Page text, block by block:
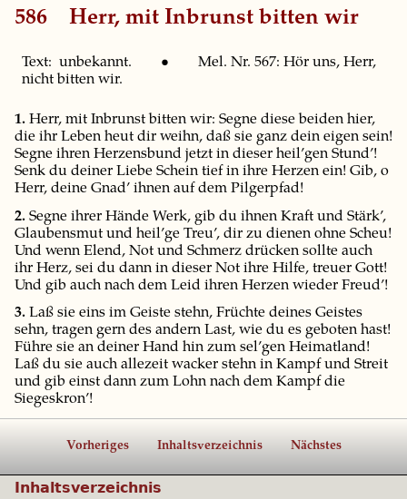
586 Herr, mit Inbrunst bitten wir
Text: unbekannt. • Mel. Nr. 567: Hör uns, Herr,
nicht bitten wir.
1. Herr, mit Inbrunst bitten wir: Segne diese beiden hier,
die ihr Leben heut dir weihn, daß sie ganz dein eigen sein!
Segne ihren Herzensbund jetzt in dieser heil’gen Stund’!
Senk du deiner Liebe Schein tief in ihre Herzen ein! Gib, o
Herr, deine Gnad’ ihnen auf dem Pilgerpfad!
2. Segne ihrer Hände Werk, gib du ihnen Kraft und Stärk’,
Glaubensmut und heil’ge Treu’, dir zu dienen ohne Scheu!
Und wenn Elend, Not und Schmerz drücken sollte auch
ihr Herz, sei du dann in dieser Not ihre Hilfe, treuer Gott!
Und gib auch nach dem Leid ihren Herzen wieder Freud’!
3. Laß sie eins im Geiste stehn, Früchte deines Geistes
sehn, tragen gern des andern Last, wie du es geboten hast!
Führe sie an deiner Hand hin zum sel’gen Heimatland!
Laß du sie auch allezeit wacker stehn in Kampf und Streit
und gib einst dann zum Lohn nach dem Kampf die
Siegeskron’!
Vorheriges Inhaltsverzeichnis Nächstes
Inhaltsverzeichnis